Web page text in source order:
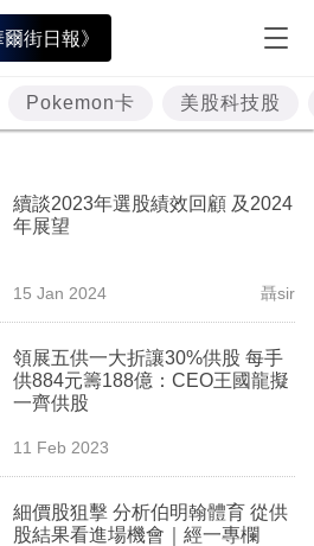
街日報》
Pokemon卡 美股科技股
續談2023年選股績效回顧 及2024
年展望
15 Jan 2024 聶sir
領展五供一大折讓30%供股 每手
供884元籌188億：CEO王國龍擬
一齊供股
11 Feb 2023
細價股狙擊 分析伯明翰體育 從供
股結果看進場機會｜經一專欄